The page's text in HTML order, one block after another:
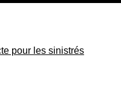
pour les sinistrés